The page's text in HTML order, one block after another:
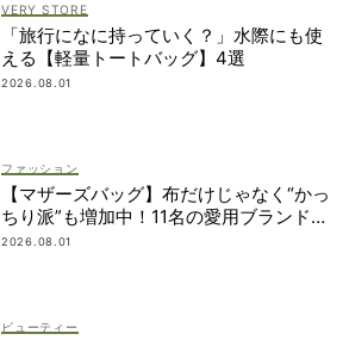
VERY STORE
「旅行になに持っていく？」水際にも使
える【軽量トートバッグ】4選
2026.08.01
ファッション
【マザーズバッグ】布だけじゃなく“かっ
ちり派”も増加中！11名の愛用ブランド
は？
2026.08.01
ビューティー